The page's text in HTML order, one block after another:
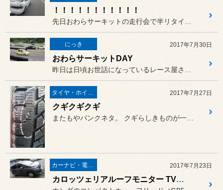
！！！！！！！！！！！
にっき 2017年7月30日
おわらサーキットDAY
タイヤ・ホイール 2017年7月27日
クギクギクギ
カーナビ・電装品 2017年7月23日
カロッツェリアルーフモニター TVM-FW1030 ＠ フリード（GB5）